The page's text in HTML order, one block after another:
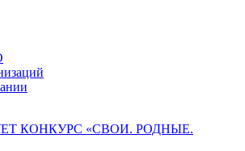
КОНКУРС «СВОИ. РОДНЫЕ.